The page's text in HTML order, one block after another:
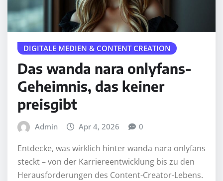
DIGITALE MEDIEN & CONTENT CREATION
Das wanda nara onlyfans-
Geheimnis, das keiner
preisgibt
Admin Apr 4, 2026 0
Entdecke, was wirklich hinter wanda nara onlyfans
steckt – von der Karriereentwicklung bis zu den
Herausforderungen des Content-Creator-Lebens.